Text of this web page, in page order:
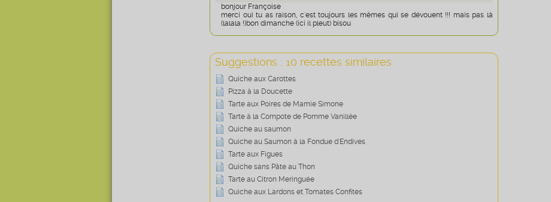
bonjour Françoise
merci oui tu as raison, c'est toujours les mêmes qui se dévouent !!! mais pas là
(lalala !)bon dimanche (ici il pleut) bisou
Suggestions : 10 recettes similaires
Quiche aux Carottes
Pizza à la Doucette
Tarte aux Poires de Mamie Simone
Tarte à la Compote de Pomme Vanillée
Quiche au saumon
Quiche au Saumon à la Fondue d'Endives
Tarte aux Figues
Quiche sans Pâte au Thon
Tarte au Citron Meringuée
Quiche aux Lardons et Tomates Confites